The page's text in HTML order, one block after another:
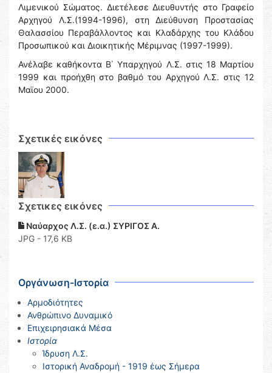
Λιμενικού Σώματος. Διετέλεσε Διευθυντής στο Γραφείο
Αρχηγού Λ.Σ.(1994-1996), στη Διεύθυνση Προστασίας
Θαλασσίου Περαβάλλοντος και Κλαδάρχης του Κλάδου
Προσωπικού και Διοικητικής Μέριμνας (1997-1999).
Ανέλαβε καθήκοντα Β΄ Υπαρχηγού Λ.Σ. στις 18 Μαρτίου
1999 και προήχθη στο βαθμό του Αρχηγού Λ.Σ. στις 12
Μαϊου 2000.
Σχετικές εικόνες
Σχετικες εικόνες
Ναύαρχος Λ.Σ. (ε.α.) ΣΥΡΙΓΟΣ Α.
JPG - 17,6 KB
Οργάνωση-Ιστορία
Αρμοδιότητες
Ανθρώπινο Δυναμικό
Επιχειρησιακά Μέσα
Ιστορία
Ίδρυση Λ.Σ.
Ιστορική Αναδρομή - 1919 έως Σήμερα